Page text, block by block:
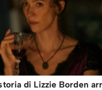
di Lizzie Borden